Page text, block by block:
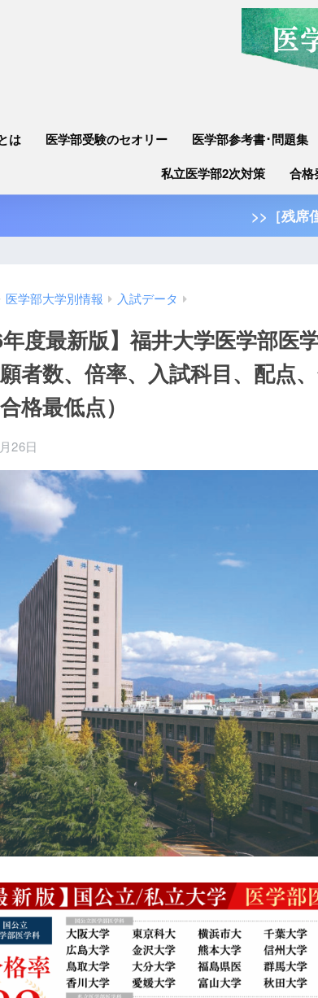
は 医学部受験のセオリー 医学部参考書･問題集
私立医学部2次対策
合格
>>［残席
医学部大学別情報 入試データ
年度最新版】福井大学医学部医
者数、倍率、入試科目、配点
格最低点）
26日